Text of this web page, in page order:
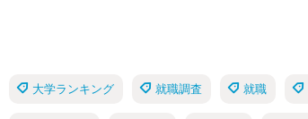
大学ランキング 就職調査 就職